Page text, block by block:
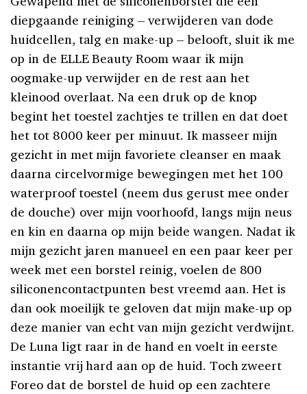
diepgaande reiniging – verwijderen van dode
huidcellen, talg en make-up – belooft, sluit ik me
op in de ELLE Beauty Room waar ik mijn
oogmake-up verwijder en de rest aan het
kleinood overlaat. Na een druk op de knop
begint het toestel zachtjes te trillen en dat doet
het tot 8000 keer per minuut. Ik masseer mijn
gezicht in met mijn favoriete cleanser en maak
daarna circelvormige bewegingen met het 100
waterproof toestel (neem dus gerust mee onder
de douche) over mijn voorhoofd, langs mijn neus
en kin en daarna op mijn beide wangen. Nadat ik
mijn gezicht jaren manueel en een paar keer per
week met een borstel reinig, voelen de 800
siliconencontactpunten best vreemd aan. Het is
dan ook moeilijk te geloven dat mijn make-up op
deze manier van echt van mijn gezicht verdwijnt.
De Luna ligt raar in de hand en voelt in eerste
instantie vrij hard aan op de huid. Toch zweert
Foreo dat de borstel de huid op een zachtere